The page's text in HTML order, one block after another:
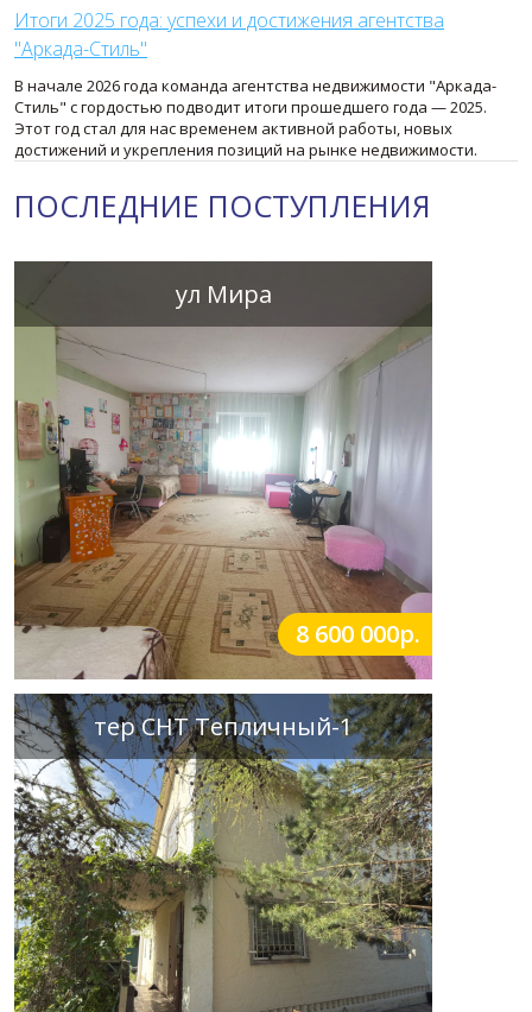
Итоги 2025 года: успехи и достижения агентства
"Аркада-Стиль"
В начале 2026 года команда агентства недвижимости "Аркада-
Стиль" с гордостью подводит итоги прошедшего года — 2025.
Этот год стал для нас временем активной работы, новых
достижений и укрепления позиций на рынке недвижимости.
ПОСЛЕДНИЕ ПОСТУПЛЕНИЯ
ул Мира
8 600 000р.
тер СНТ Тепличный-1